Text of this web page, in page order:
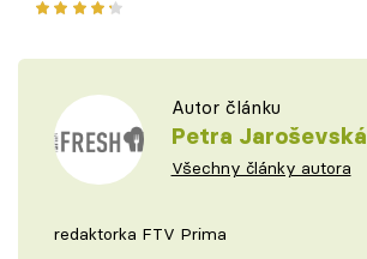
Autor článku
Petra Jaroševská
Všechny články autora
redaktorka FTV Prima